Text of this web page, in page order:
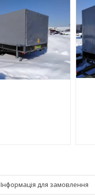
Інформація для замовлення